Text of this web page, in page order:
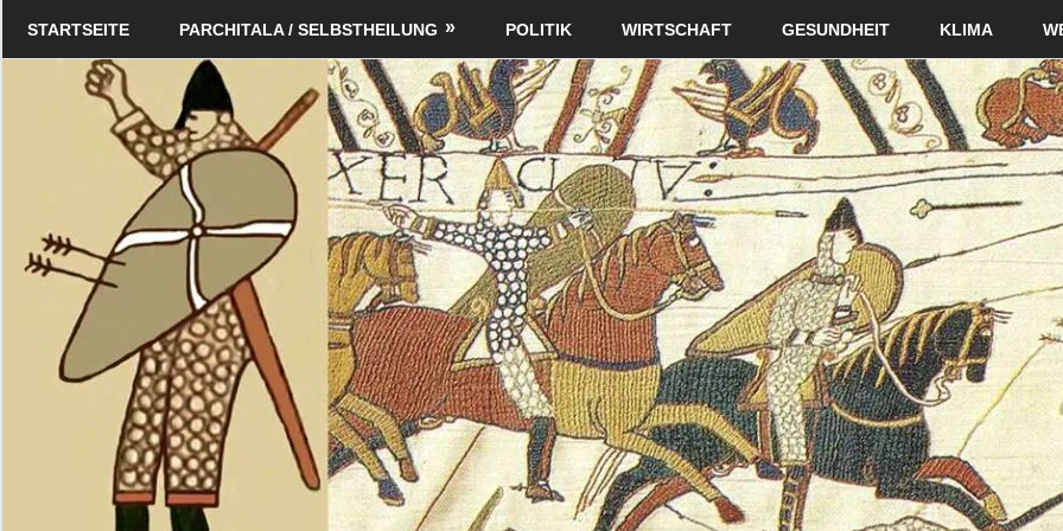
Schildverlag
STARTSEITE PARCHITALA / SELBSTHEILUNG POLITIK WIRTSCHAFT GESUNDHEIT KLIMA